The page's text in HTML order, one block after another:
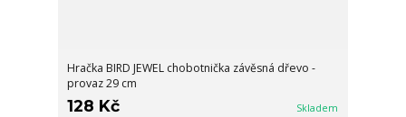
Hračka BIRD JEWEL chobotnička závěsná dřevo -
provaz 29 cm
128 Kč Skladem